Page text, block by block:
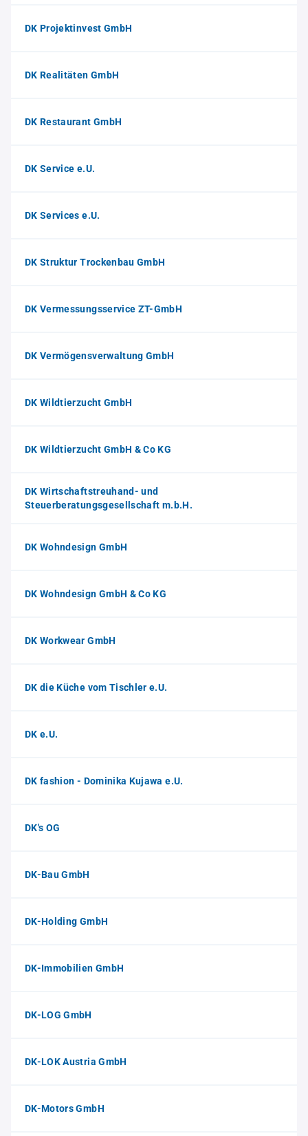
DK Projektinvest GmbH
DK Realitäten GmbH
DK Restaurant GmbH
DK Service e.U.
DK Services e.U.
DK Struktur Trockenbau GmbH
DK Vermessungsservice ZT-GmbH
DK Vermögensverwaltung GmbH
DK Wildtierzucht GmbH
DK Wildtierzucht GmbH & Co KG
DK Wirtschaftstreuhand- und
Steuerberatungsgesellschaft m.b.H.
DK Wohndesign GmbH
DK Wohndesign GmbH & Co KG
DK Workwear GmbH
DK die Küche vom Tischler e.U.
DK e.U.
DK fashion - Dominika Kujawa e.U.
DK's OG
DK-Bau GmbH
DK-Holding GmbH
DK-Immobilien GmbH
DK-LOG GmbH
DK-LOK Austria GmbH
DK-Motors GmbH